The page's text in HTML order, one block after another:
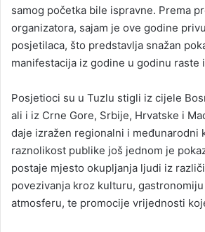
samog početka bile ispravne. Prema
organizatora, sajam je ove godine
posjetilaca, što predstavlja snažan
manifestacija iz godine u godinu raste
Posjetioci su u Tuzlu stigli iz cijele
ali i iz Crne Gore, Srbije, Hrvatske i
daje izražen regionalni i međunarodni
raznolikost publike još jednom je
postaje mjesto okupljanja ljudi iz
povezivanja kroz kulturu,
atmosferu, te promocije vrijednosti